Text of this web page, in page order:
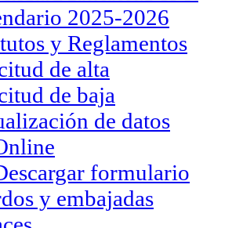
2025-2026
y Reglamentos
de alta
de baja
de datos
formulario
y embajadas